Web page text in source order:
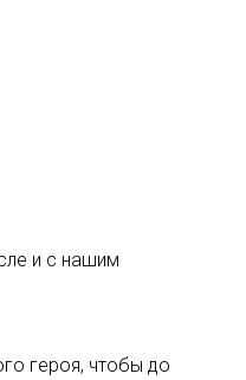
и с нашим
героя, чтобы до